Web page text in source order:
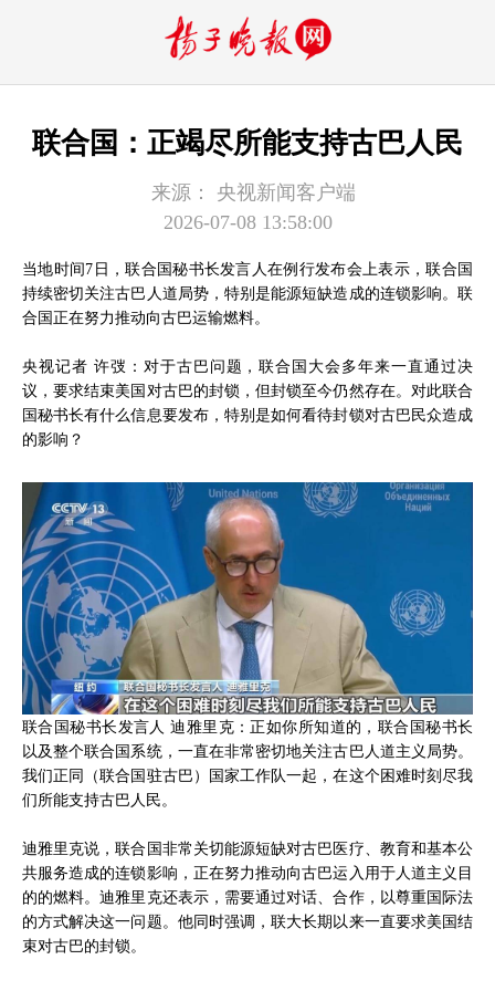
联合国：正竭尽所能支持古巴人民
来源：
央视新闻客户端
2026-07-08 13:58:00
当地时间7日，联合国秘书长发言人在例行发布会上表示，联合国
持续密切关注古巴人道局势，特别是能源短缺造成的连锁影响。联
合国正在努力推动向古巴运输燃料。
央视记者 许弢：对于古巴问题，联合国大会多年来一直通过决
议，要求结束美国对古巴的封锁，但封锁至今仍然存在。对此联合
国秘书长有什么信息要发布，特别是如何看待封锁对古巴民众造成
的影响？
联合国秘书长发言人 迪雅里克：正如你所知道的，联合国秘书长
以及整个联合国系统，一直在非常密切地关注古巴人道主义局势。
我们正同（联合国驻古巴）国家工作队一起，在这个困难时刻尽我
们所能支持古巴人民。
迪雅里克说，联合国非常关切能源短缺对古巴医疗、教育和基本公
共服务造成的连锁影响，正在努力推动向古巴运入用于人道主义目
的的燃料。迪雅里克还表示，需要通过对话、合作，以尊重国际法
的方式解决这一问题。他同时强调，联大长期以来一直要求美国结
束对古巴的封锁。